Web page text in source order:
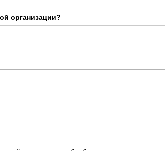
организации?